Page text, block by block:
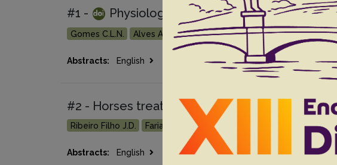
#1 - Physiological and biochemical
Gomes C.L.N. Alves A.M. Ribeiro Filho J.D. Moraes Júnior F.J.
Abstracts: English Portuguese Go to 40(12), 2020
#2 - Horses treated with enteral electrolyte
Ribeiro Filho J.D. Farias S.K. Donner A.C.
Abstracts: English Portuguese Go to 34(2), 2014